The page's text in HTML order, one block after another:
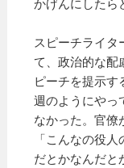
かげんにしたら
スピーチライタ
て、政治的な配
ピーチを提示
週のようにやっ
なかった。官僚
「こんなの役
だとかなんだと